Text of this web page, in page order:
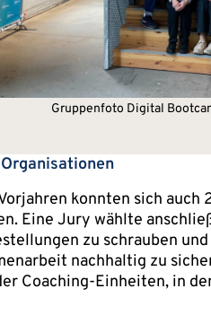
Gruppenfoto Digital
konnten sich
Eine Jury wählte
zu schrauben
nachhaltig zu
Coaching-Einheiten, in